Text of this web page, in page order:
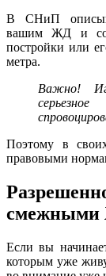
В СНиП
вашим ЖД и
постройки или
метра.
Важно!
Поэтому в своих
правовыми
Если вы
которым уже